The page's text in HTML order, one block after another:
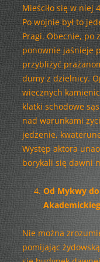
Mieściło się w niej
Po wojnie był to
Pragi. Obecnie, po
ponownie jaśnieje
przybliżyć
dumy z dzielnicy.
wiecznych
klatki schodowe
nad warunkami
jedzenie,
Występ aktora
borykali się dawni
Od Mykwy
Nie można
pomijając